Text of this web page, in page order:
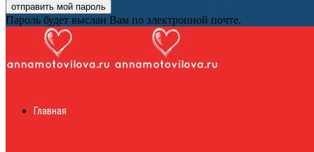
Пароль будет выслан Вам по электронной почте.
Главная